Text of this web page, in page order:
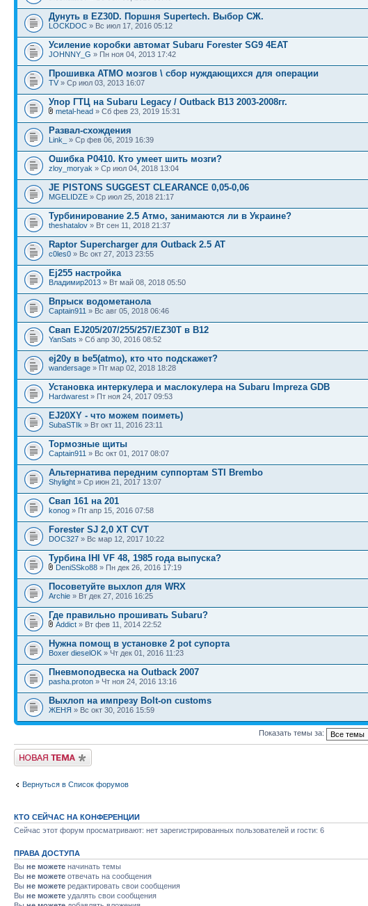
Дунуть в EZ30D. Поршня Supertech. Выбор СЖ.
LOCKDOC » Вс июл 17, 2016 05:12
Усиление коробки автомат Subaru Forester SG9 4EAT
JOHNNY_G » Пн ноя 04, 2013 17:42
Прошивка АТМО мозгов \ сбор нуждающихся для операции
TV » Ср июл 03, 2013 16:07
Упор ГТЦ на Subaru Legacy / Outback B13 2003-2008гг.
metal-head » Сб фев 23, 2019 15:31
Развал-схождения
Link_ » Ср фев 06, 2019 16:39
Ошибка P0410. Кто умеет шить мозги?
zloy_moryak » Ср июл 04, 2018 13:04
JE PISTONS SUGGEST CLEARANCE 0,05-0,06
MGELIDZE » Ср июл 25, 2018 21:17
Турбинирование 2.5 Атмо, занимаются ли в Украине?
theshatalov » Вт сен 11, 2018 21:37
Raptor Supercharger для Outback 2.5 AT
c0les0 » Вс окт 27, 2013 23:55
Ej255 настройка
Владимир2013 » Вт май 08, 2018 05:50
Впрыск водометанола
Captain911 » Вс авг 05, 2018 06:46
Свап EJ205/207/255/257/EZ30T в B12
YanSats » Сб апр 30, 2016 08:52
ej20y в be5(atmo), кто что подскажет?
wandersage » Пт мар 02, 2018 18:28
Установка интеркулера и маслокулера на Subaru Impreza GDB
Hardwarest » Пт ноя 24, 2017 09:53
EJ20XY - что можем поиметь)
SubaSTIk » Вт окт 11, 2016 23:11
Тормозные щиты
Captain911 » Вс окт 01, 2017 08:07
Альтернатива передним суппортам STI Brembo
Shylight » Ср июн 21, 2017 13:07
Свап 161 на 201
konog » Пт апр 15, 2016 07:58
Forester SJ 2,0 XT CVT
DOC327 » Вс мар 12, 2017 10:22
Турбина IHI VF 48, 1985 года выпуска?
DeniSSko88 » Пн дек 26, 2016 17:19
Посоветуйте выхлоп для WRX
Archie » Вт дек 27, 2016 16:25
Где правильно прошивать Subaru?
Addict » Вт фев 11, 2014 22:52
Нужна помощ в установке 2 pot супорта
Boxer dieselOK » Чт дек 01, 2016 11:23
Пневмоподвеска на Outback 2007
pasha.proton » Чт ноя 24, 2016 13:16
Выхлоп на импрезу Bolt-on customs
ЖЕНЯ » Вс окт 30, 2016 15:59
Показать темы за:
Новая тема
Вернуться в Список форумов
КТО СЕЙЧАС НА КОНФЕРЕНЦИИ
Сейчас этот форум просматривают: нет зарегистрированных пользователей и гости: 6
ПРАВА ДОСТУПА
Вы не можете начинать темы
Вы не можете отвечать на сообщения
Вы не можете редактировать свои сообщения
Вы не можете удалять свои сообщения